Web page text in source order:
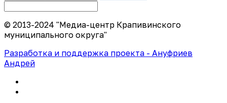
© 2013-2024 "Медиа-центр Крапивинского
муниципального округа"
Разработка и поддержка проекта - Ануфриев
Андрей